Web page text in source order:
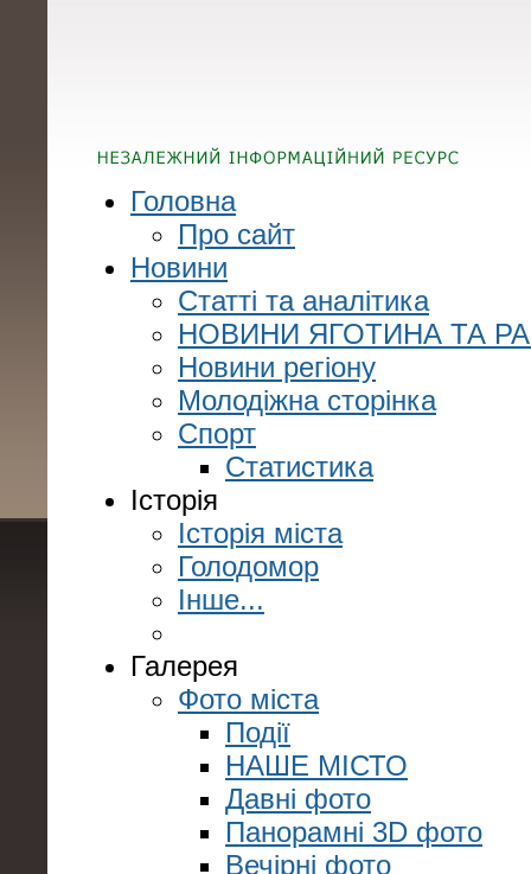
Головна
Про сайт
Новини
Статті та аналітика
НОВИНИ ЯГОТИНА ТА
Новини регіону
Молодіжна сторінка
Спорт
Статистика
Історія
Історія міста
Голодомор
Інше...
Галерея
Фото міста
Події
НАШЕ МІСТО
Давні фото
Панорамні 3D фото
Вечірні фото